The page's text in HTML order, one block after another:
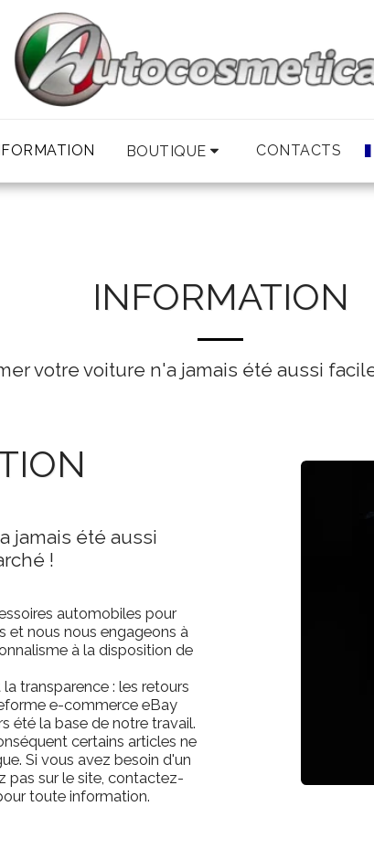
BOUTIQUE CONTACTS
INFORMATION
votre voiture n'a jamais été aussi
jamais été aussi
!
automobiles pour
et nous nous engageons à
à la disposition de
transparence : les retours
e-commerce eBay
été la base de notre travail.
certains articles ne
Si vous avez besoin d'un
pas sur le site, contactez-
toute information.